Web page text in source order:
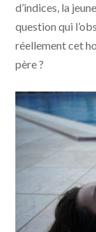
d’indices, la
question qui
réellement cet
père ?